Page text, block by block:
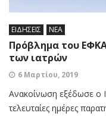
ΕΙΔΗΣΕΙΣ ΝΕΑ
Πρόβλημα του
των ιατρών
6 Μαρτίου, 2019
Ανακοίνωση εξέδωσε ο
τελευταίες ημέρες